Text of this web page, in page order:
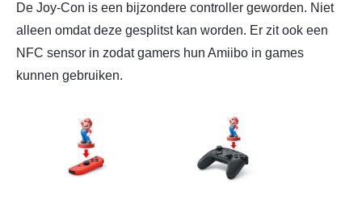
De Joy-Con is een bijzondere controller geworden. Niet
alleen omdat deze gesplitst kan worden. Er zit ook een
NFC sensor in zodat gamers hun Amiibo in games
kunnen gebruiken.